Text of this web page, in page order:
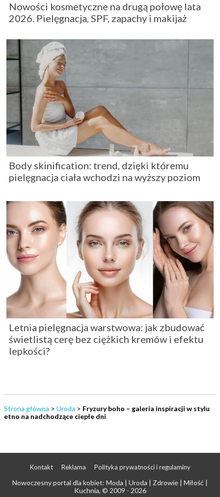
Nowości kosmetyczne na drugą połowę lata
2026. Pielęgnacja, SPF, zapachy i makijaż
Body skinification: trend, dzięki któremu
pielęgnacja ciała wchodzi na wyższy poziom
Letnia pielęgnacja warstwowa: jak zbudować
świetlistą cerę bez ciężkich kremów i efektu
lepkości?
Strona główna > Uroda > Fryzury boho – galeria inspiracji w stylu
etno na nadchodzące ciepłe dni
Kontakt Reklama Polityka prywatności i regulaminy
Nowoczesny portal dla kobiet: Moda | Uroda | Zdrowie | Miłość |
Kuchnia, © 2009 - 2026